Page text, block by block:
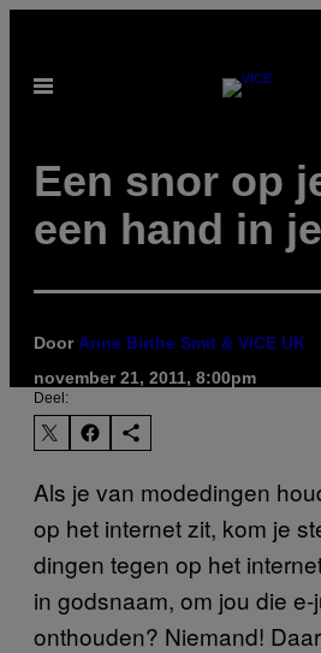
de Open
Een snor op
een hand in
Door Anne Birthe Smit & VICE UK
november 21, 2011, 8:00pm
Deel:
Als je van modedingen
op het internet zit, kom je
dingen tegen op het
in godsnaam, om jou die
onthouden? Niemand!